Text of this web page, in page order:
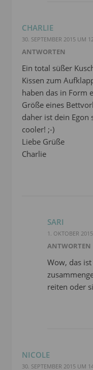
CHARLIE
30. SEPTEMBER 2015 UM
ANTWORTEN
Ein total süßer
Kissen zum
haben das in Form
Größe eines
daher ist dein
cooler! ;-)
Liebe Grüße
Charlie
SARI
1. OKTOBER
ANTWORTEN
Wow, das
reiten oder
NICOLE
30. SEPTEMBER 2015 UM